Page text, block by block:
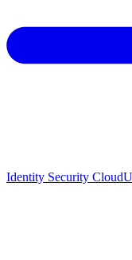
Identity Security Cloud